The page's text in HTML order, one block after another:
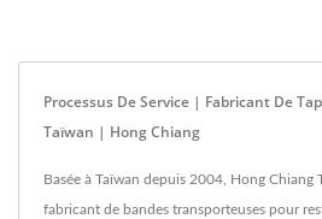
Processus De Service | Fabricant De
Taïwan | Hong Chiang
Basée à Taïwan depuis 2004, Hong Chiang
fabricant de bandes transporteuses pour